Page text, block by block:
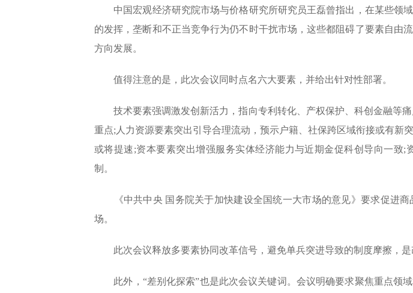
中国宏观经济研究院市场与价格研究所研究员王磊曾指出，在某些领
的发挥，垄断和不正当竞争行为仍不时干扰市场，这些都阻碍了要素自由
方向发展。
值得注意的是，此次会议同时点名六大要素，并给出针对性部署。
技术要素强调激发创新活力，指向专利转化、产权保护、科创金融等
重点;人力资源要素突出引导合理流动，预示户籍、社保跨区域衔接或有新
或将提速;资本要素突出增强服务实体经济能力与近期金促科创导向一致
制。
《中共中央 国务院关于加快建设全国统一大市场的意见》要求促进商
场。
此次会议释放多要素协同改革信号，避免单兵突进导致的制度摩擦，是
此外，“差别化探索”也是此次会议关键词。会议明确要求聚焦重点领